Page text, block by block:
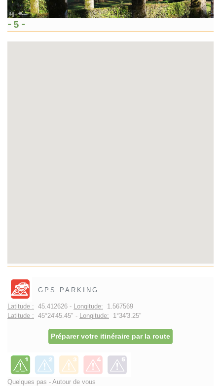
- 5 -
GPS PARKING
Latitude : 45.412626 - Longitude: 1.567569
Latitude : 45°24'45.45" - Longitude: 1°34'3.25"
Préparer votre itinéraire par la route
Quelques pas - Autour de vous